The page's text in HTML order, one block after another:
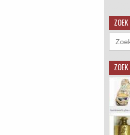
Zoek
naar: